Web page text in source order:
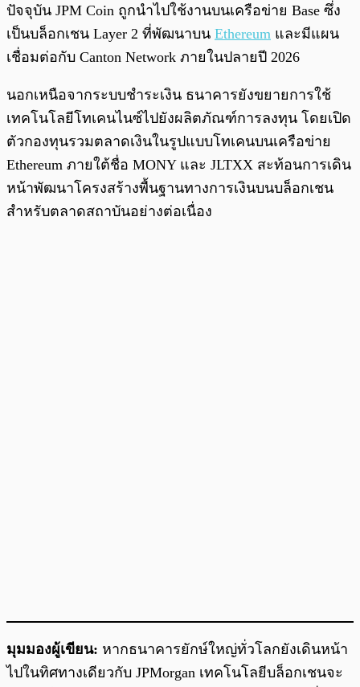
ปัจจุบัน JPM Coin ถูกนำไปใช้งานบนเครือข่าย Base ซึ่ง
เป็นบล็อกเชน Layer 2 ที่พัฒนาบน Ethereum และมีแผน
เชื่อมต่อกับ Canton Network ภายในปลายปี 2026
นอกเหนือจากระบบชำระเงิน ธนาคารยังขยายการใช้
เทคโนโลยีโทเคนไนซ์ไปยังผลิตภัณฑ์การลงทุน โดยเปิด
ตัวกองทุนรวมตลาดเงินในรูปแบบโทเคนบนเครือข่าย
Ethereum ภายใต้ชื่อ MONY และ JLTXX สะท้อนการเดิน
หน้าพัฒนาโครงสร้างพื้นฐานทางการเงินบนบล็อกเชน
สำหรับตลาดสถาบันอย่างต่อเนื่อง
มุมมองผู้เขียน: หากธนาคารยักษ์ใหญ่ทั่วโลกยังเดินหน้า
ไปในทิศทางเดียวกับ JPMorgan เทคโนโลยีบล็อกเชนจะ